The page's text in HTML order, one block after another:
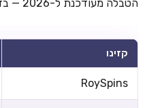
הטבלה מעודכנת ל-2026 — בדקו תנאים מלאים באתר הקזינו.
קזינו
RoySpins